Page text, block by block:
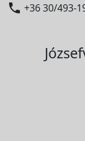
 +36 30/493-